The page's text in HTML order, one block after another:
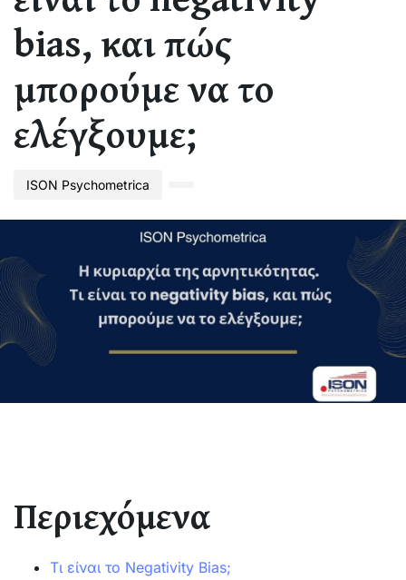
bias, και πώς
μπορούμε να το
ελέγξουμε;
ISON Psychometrica
Περιεχόμενα
Τι είναι το Negativity Bias;